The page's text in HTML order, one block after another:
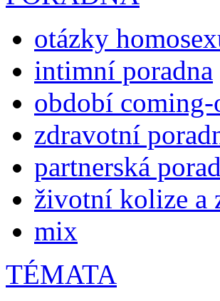
otázky
intimní poradna
období coming-
zdravotní
partnerská
životní kolize a
mix
TÉMATA